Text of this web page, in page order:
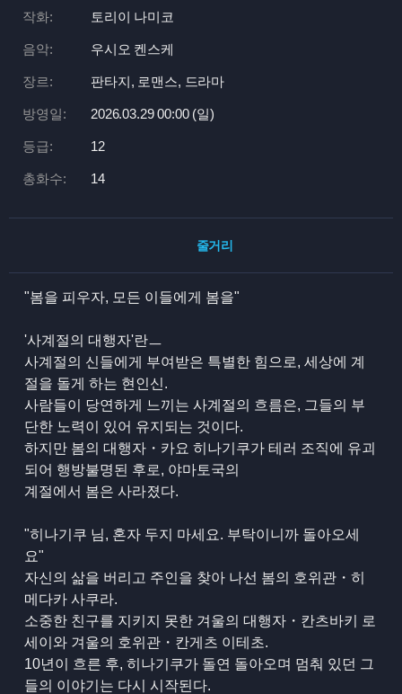
작화: 토리이 나미코
음악: 우시오 켄스케
장르: 판타지, 로맨스, 드라마
방영일: 2026.03.29 00:00 (일)
등급: 12
총화수: 14
줄거리
"봄을 피우자, 모든 이들에게 봄을"
'사계절의 대행자'란ㅡ
사계절의 신들에게 부여받은 특별한 힘으로, 세상에 계
절을 돌게 하는 현인신.
사람들이 당연하게 느끼는 사계절의 흐름은, 그들의 부
단한 노력이 있어 유지되는 것이다.
하지만 봄의 대행자・카요 히나기쿠가 테러 조직에 유괴
되어 행방불명된 후로, 야마토국의
계절에서 봄은 사라졌다.
"히나기쿠 님, 혼자 두지 마세요. 부탁이니까 돌아오세
요"
자신의 삶을 버리고 주인을 찾아 나선 봄의 호위관・히
메다카 사쿠라.
소중한 친구를 지키지 못한 겨울의 대행자・칸츠바키 로
세이와 겨울의 호위관・칸게츠 이테초.
10년이 흐른 후, 히나기쿠가 돌연 돌아오며 멈춰 있던 그
들의 이야기는 다시 시작된다.